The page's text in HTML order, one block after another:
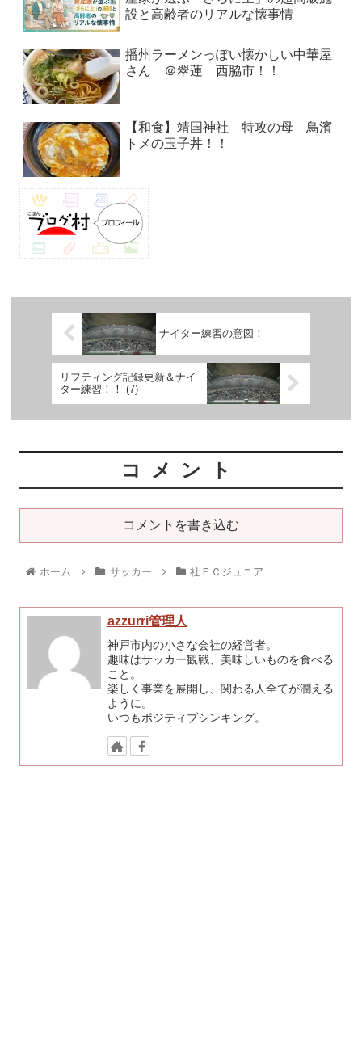
設と高齢者のリアルな懐事情
播州ラーメンっぽい懐かしい中華屋
さん ＠翠蓮 西脇市！！
【和食】靖国神社 特攻の母 鳥濱
トメの玉子丼！！
ナイター練習の意図！
リフティング記録更新＆ナイ
ター練習！！ (7)
コメント
コメントを書き込む
ホーム サッカー 社ＦＣジュニア
azzurri管理人
神戸市内の小さな会社の経営者。
趣味はサッカー観戦、美味しいものを食べる
こと。
楽しく事業を展開し、関わる人全てが潤える
ように。
いつもポジティブシンキング。